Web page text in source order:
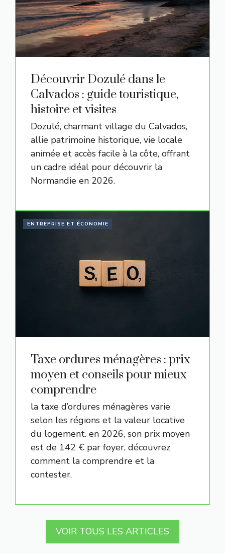
Découvrir Dozulé dans le
Calvados : guide touristique,
histoire et visites
Dozulé, charmant village du Calvados,
allie patrimoine historique, vie locale
animée et accès facile à la côte, offrant
un cadre idéal pour découvrir la
Normandie en 2026.
ENTREPRISE ET ÉCONOMIE
Taxe ordures ménagères : prix
moyen et conseils pour mieux
comprendre
la taxe d’ordures ménagères varie
selon les régions et la valeur locative
du logement. en 2026, son prix moyen
est de 142 € par foyer, découvrez
comment la comprendre et la
contester.
VOIR TOUS LES ARTICLES